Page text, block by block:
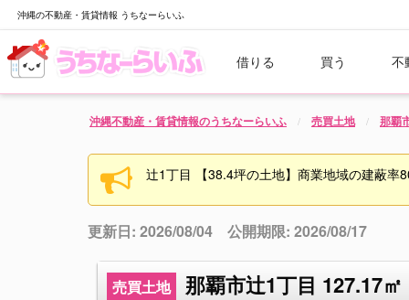
沖縄の不動産・賃貸情報 うちなーらいふ
借りる 買う 不
沖縄不動産・賃貸情報のうちなーらいふ 売買土地 那覇
辻1丁目 【38.4坪の土地】商業地域の建蔽
更新日: 2026/08/04 公開期限: 2026/08/17
売買土地 那覇市辻1丁目 127.17㎡